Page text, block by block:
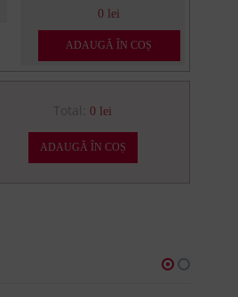
0 lei
ADAUGĂ ÎN COȘ
Total:0 lei
ADAUGĂ ÎN COȘ